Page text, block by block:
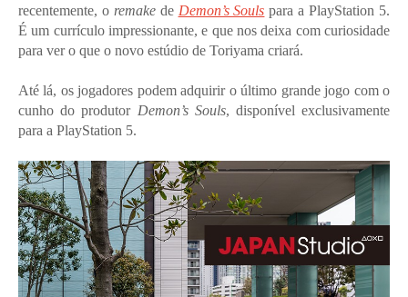
recentemente, o remake de Demon’s Souls para a PlayStation 5.
É um currículo impressionante, e que nos deixa com curiosidade
para ver o que o novo estúdio de Toriyama criará.
Até lá, os jogadores podem adquirir o último grande jogo com o
cunho do produtor Demon’s Souls, disponível exclusivamente
para a PlayStation 5.